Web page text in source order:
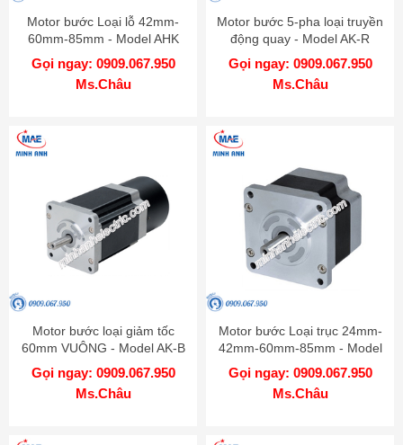
Motor bước Loại lỗ 42mm-
60mm-85mm - Model AHK
Gọi ngay: 0909.067.950
Ms.Châu
Motor bước 5-pha loại truyền
động quay - Model AK-R
Gọi ngay: 0909.067.950
Ms.Châu
Motor bước loại giảm tốc
60mm VUÔNG - Model AK-B
Gọi ngay: 0909.067.950
Ms.Châu
Motor bước Loại trục 24mm-
42mm-60mm-85mm - Model
AK
Gọi ngay: 0909.067.950
Ms.Châu